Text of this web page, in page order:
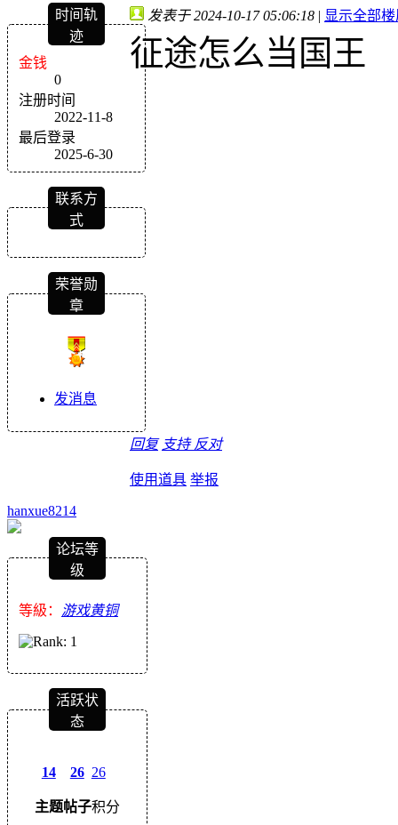
时间轨
迹
金钱
0
注册时间
2022-11-8
最后登录
2025-6-30
联系方
式
荣誉勋
章
发消息
发表于 2024-10-17 05:06:18 | 显示全部
征途怎么当国王
回复 支持 反对
使用道具 举报
hanxue8214
论坛等
级
等級： 游戏黄铜
活跃状
态
14
主题
26
帖子
26
积分